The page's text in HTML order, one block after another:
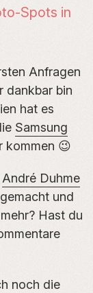
Spots in
Anfragen
dankbar bin
hat es
Samsung
kommen 😉
André Duhme
und
Hast du
noch die